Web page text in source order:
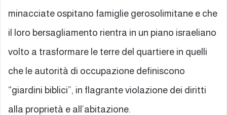
minacciate ospitano famiglie gerosolimitane e che
il loro bersagliamento rientra in un piano israeliano
volto a trasformare le terre del quartiere in quelli
che le autorità di occupazione definiscono
“giardini biblici”, in flagrante violazione dei diritti
alla proprietà e all’abitazione.